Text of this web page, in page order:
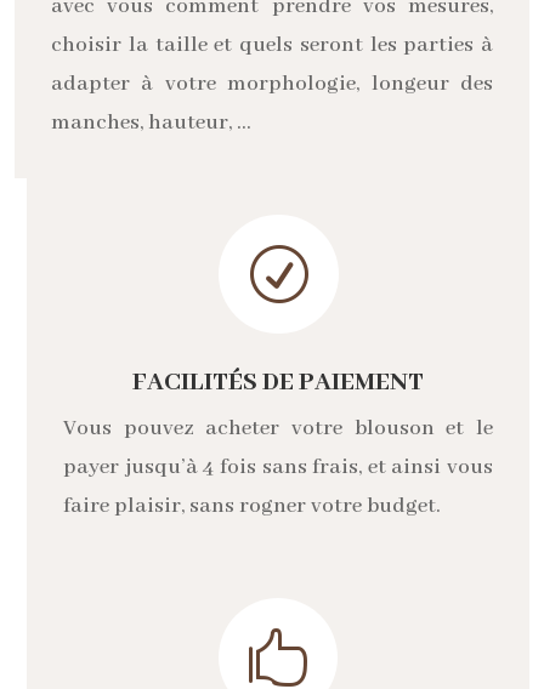
avec vous comment prendre vos mesures,
choisir la taille et quels seront les parties à
adapter à votre morphologie, longeur des
manches, hauteur, …
R
FACILITÉS DE PAIEMENT
Vous pouvez acheter votre blouson et le
payer jusqu’à 4 fois sans frais, et ainsi vous
faire plaisir, sans rogner votre budget.
